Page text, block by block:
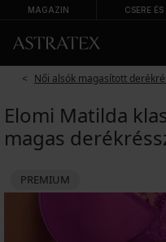
MAGAZIN CSERE
Női alsók magasított
Elomi Matilda
magas
PREMIUM